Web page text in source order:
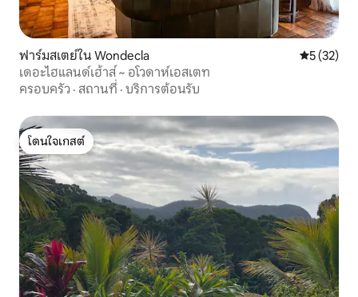
ฟาร์มสเตย์ใน Wondecla คะแนนเฉลี่
5 (32)
เดอะไฮแลนด์เฮ้าส์ ~ อโวดาห์เอสเตท
ครอบครัว · สถานที่ · บริการต้อนรับ
โดนใจเกสต์
โดนใจเกสต์